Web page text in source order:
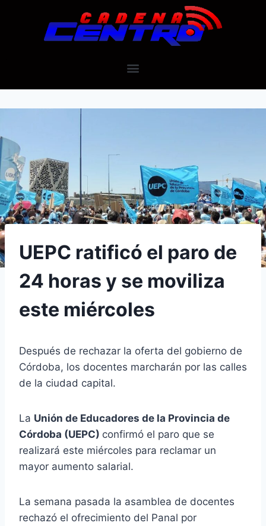
UEPC ratificó el paro de
24 horas y se moviliza
este miércoles
Después de rechazar la oferta del gobierno de
Córdoba, los docentes marcharán por las calles
de la ciudad capital.
La Unión de Educadores de la Provincia de
Córdoba (UEPC) confirmó el paro que se
realizará este miércoles para reclamar un
mayor aumento salarial.
La semana pasada la asamblea de docentes
rechazó el ofrecimiento del Panal por